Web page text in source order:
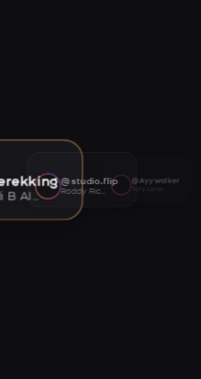
B AI voice
@studio.flip
Roddy Ricch AI voice
@Ayywalker